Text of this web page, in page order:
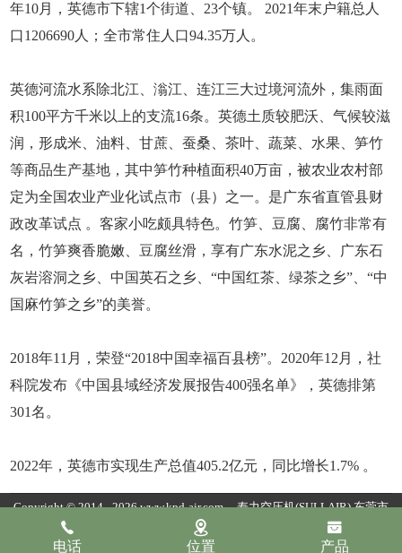
年10月，英德市下辖1个街道、23个镇。 2021年末户籍总人
口1206690人；全市常住人口94.35万人。
英德河流水系除北江、滃江、连江三大过境河流外，集雨面
积100平方千米以上的支流16条。英德土质较肥沃、气候较滋
润，形成米、油料、甘蔗、蚕桑、茶叶、蔬菜、水果、笋竹
等商品生产基地，其中笋竹种植面积40万亩，被农业农村部
定为全国农业产业化试点市（县）之一。是广东省直管县财
政改革试点 。客家小吃颇具特色。竹笋、豆腐、腐竹非常有
名，竹笋爽香脆嫩、豆腐丝滑，享有广东水泥之乡、广东石
灰岩溶洞之乡、中国英石之乡、“中国红茶、绿茶之乡”、“中
国麻竹笋之乡”的美誉。
2018年11月，荣登“2018中国幸福百县榜”。2020年12月，社
科院发布《中国县域经济发展报告400强名单》，英德排第
301名。
2022年，英德市实现生产总值405.2亿元，同比增长1.7% 。
电话 位置 产品
Copyright © 2014 - 2026 www.kpd-air.com 寿力空压机(SULLAIR)东莞市
康普达节能科技有限公司版权所有
粤ICP备19154118号
粤公网安备